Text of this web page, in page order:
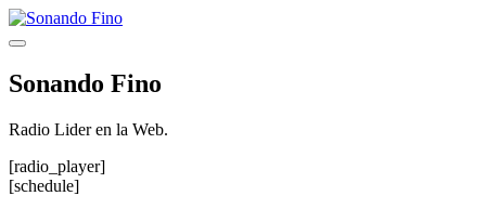
Saltar
al
Menú
Sonando Fino
Radio Lider en la Web.
[radio_player]
[schedule]